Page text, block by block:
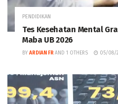
PENDIDIKAN
Tes Kesehatan Mental
Maba UB 2026
BY ARDIAN FR AND 1 OTHERS 05/08/